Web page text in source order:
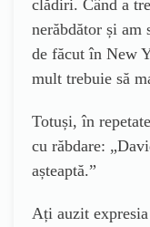
clădiri. Când a
nerăbdător și am
de făcut în New
mult trebuie să
Totuși, în
cu răbdare:
așteaptă.”
Ați auzit